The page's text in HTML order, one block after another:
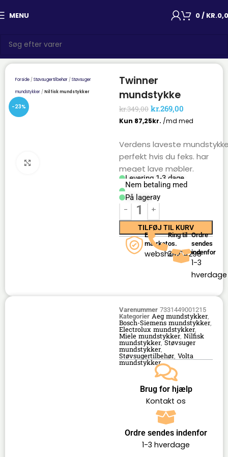
MENU 0/ KR.
Forside Støvsugertilbehør Støvsuger
mundstykker Nilfisk mundstykker
-23%
Twinner
mundstykke
kr.349,00 kr.269,00
Verdens laveste
perfekt hvis du feks. har
meget lave møbler.
Levering 1-3 dage
Nem betaling med
Mobilepay
På lager
TILFØJ TIL KURV
E-
mærket
webshop
Ring til
os.
36164298
Ordre
sendes
indenfor
1-3
hverdage
Varenummer 7331449001215
Kategorier Aeg mundstykker,
Bosch-Siemens mundstykker,
Electrolux mundstykker,
Miele mundstykker, Nilfisk
mundstykker, Støvsuger
mundstykker,
Støvsugertilbehør, Volta
mundstykker
Brug for hjælp
Kontakt os
Ordre sendes indenfor
1-3 hverdage